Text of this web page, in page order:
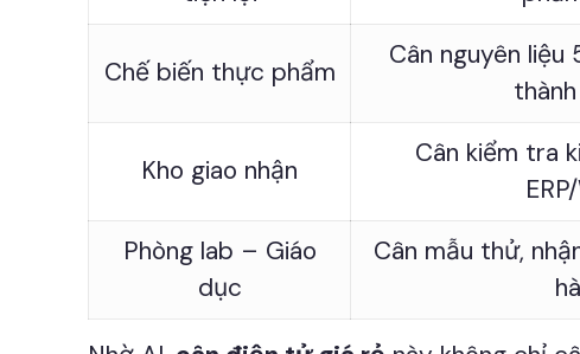
Chế biến thực phẩm
Cân nguyên liệu
Kho giao nhận
Cân kiểm tra
Phòng lab – Giáo
dục
Cân mẫu thử,